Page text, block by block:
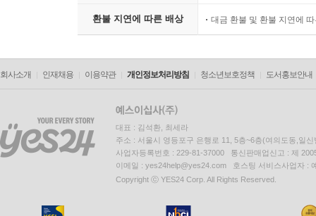
환불 지연에 따른 배상 대금 환불 및 환불 지연에
회사소개 인재채용 이용약관 개인정보처리방침 청소년보호정책 도서홍보안내
대표 : 김석환, 최세라
주소 : 서울시 영등포구 은행로 11, 5층~6층(여의도동,일신
사업자등록번호 : 229-81-37000 통신판매업신고 : 제
이메일 : yes24help@yes24.com 호스팅 서비스사업자 :
Copyright ⓒ YES24 Corp. All Rights Reserved.